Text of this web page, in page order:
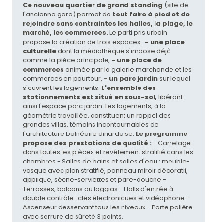
Ce nouveau quartier de grand standing (site de
l'ancienne gare) permet de tout faire à pied et de
rejoindre sans contraintes les halles, la plage, le
marché, les commerces. Le parti pris urbain
propose la création de trois espaces : - une place
culturelledont la médiathèque s'impose déjà
comme la pièce principale, - une place de
commerces animée par la galerie marchande et les
commerces en pourtour, - un parc jardinsur lequel
s'ouvrent les logements. L'ensemble des
stationnements est situé en sous-sol, libérant
ainsi l'espace parc jardin. Les logements, à la
géométrie travaillée, constituent un rappel des
grandes villas, témoins incontournables de
l'architecture balnéaire dinardaise. Le programme
propose des prestations de qualité : - Carrelage
dans toutes les pièces et revêtement stratifié dans les
chambres - Salles de bains et salles d'eau : meuble-
vasque avec plan stratifié, panneau miroir décoratif,
applique, sèche-serviettes et pare-douche -
Terrasses, balcons ou loggias - Halls d'entrée à
double contrôle : clés électroniques et vidéophone -
Ascenseur desservant tous les niveaux - Porte palière
avec serrure de sûreté 3 points.